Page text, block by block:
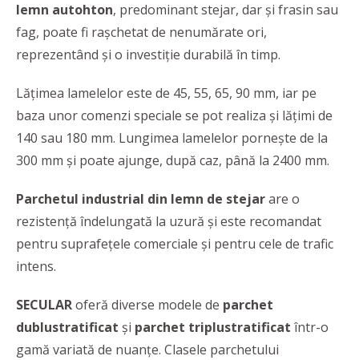
lemn autohton, predominant stejar, dar și frasin sau
fag, poate fi rașchetat de nenumărate ori,
reprezentând și o investiție durabilă în timp.
Lățimea lamelelor este de 45, 55, 65, 90 mm, iar pe
baza unor comenzi speciale se pot realiza și lățimi de
140 sau 180 mm. Lungimea lamelelor pornește de la
300 mm și poate ajunge, după caz, până la 2400 mm.
Parchetul industrial din lemn de stejarare o
rezistență îndelungată la uzură și este recomandat
pentru suprafețele comerciale și pentru cele de trafic
intens.
SECULARoferă diverse modele de parchet
dublustratificat și parchet triplustratificat într-o
gamă variată de nuanțe. Clasele parchetului